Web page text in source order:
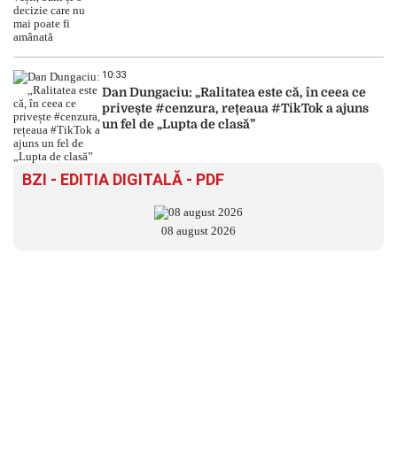
10:33
Dan Dungaciu: „Ralitatea este că, în ceea ce
privește #cenzura, rețeaua #TikTok a ajuns
un fel de „Lupta de clasă”
BZI - EDITIA DIGITALĂ - PDF
08 august 2026